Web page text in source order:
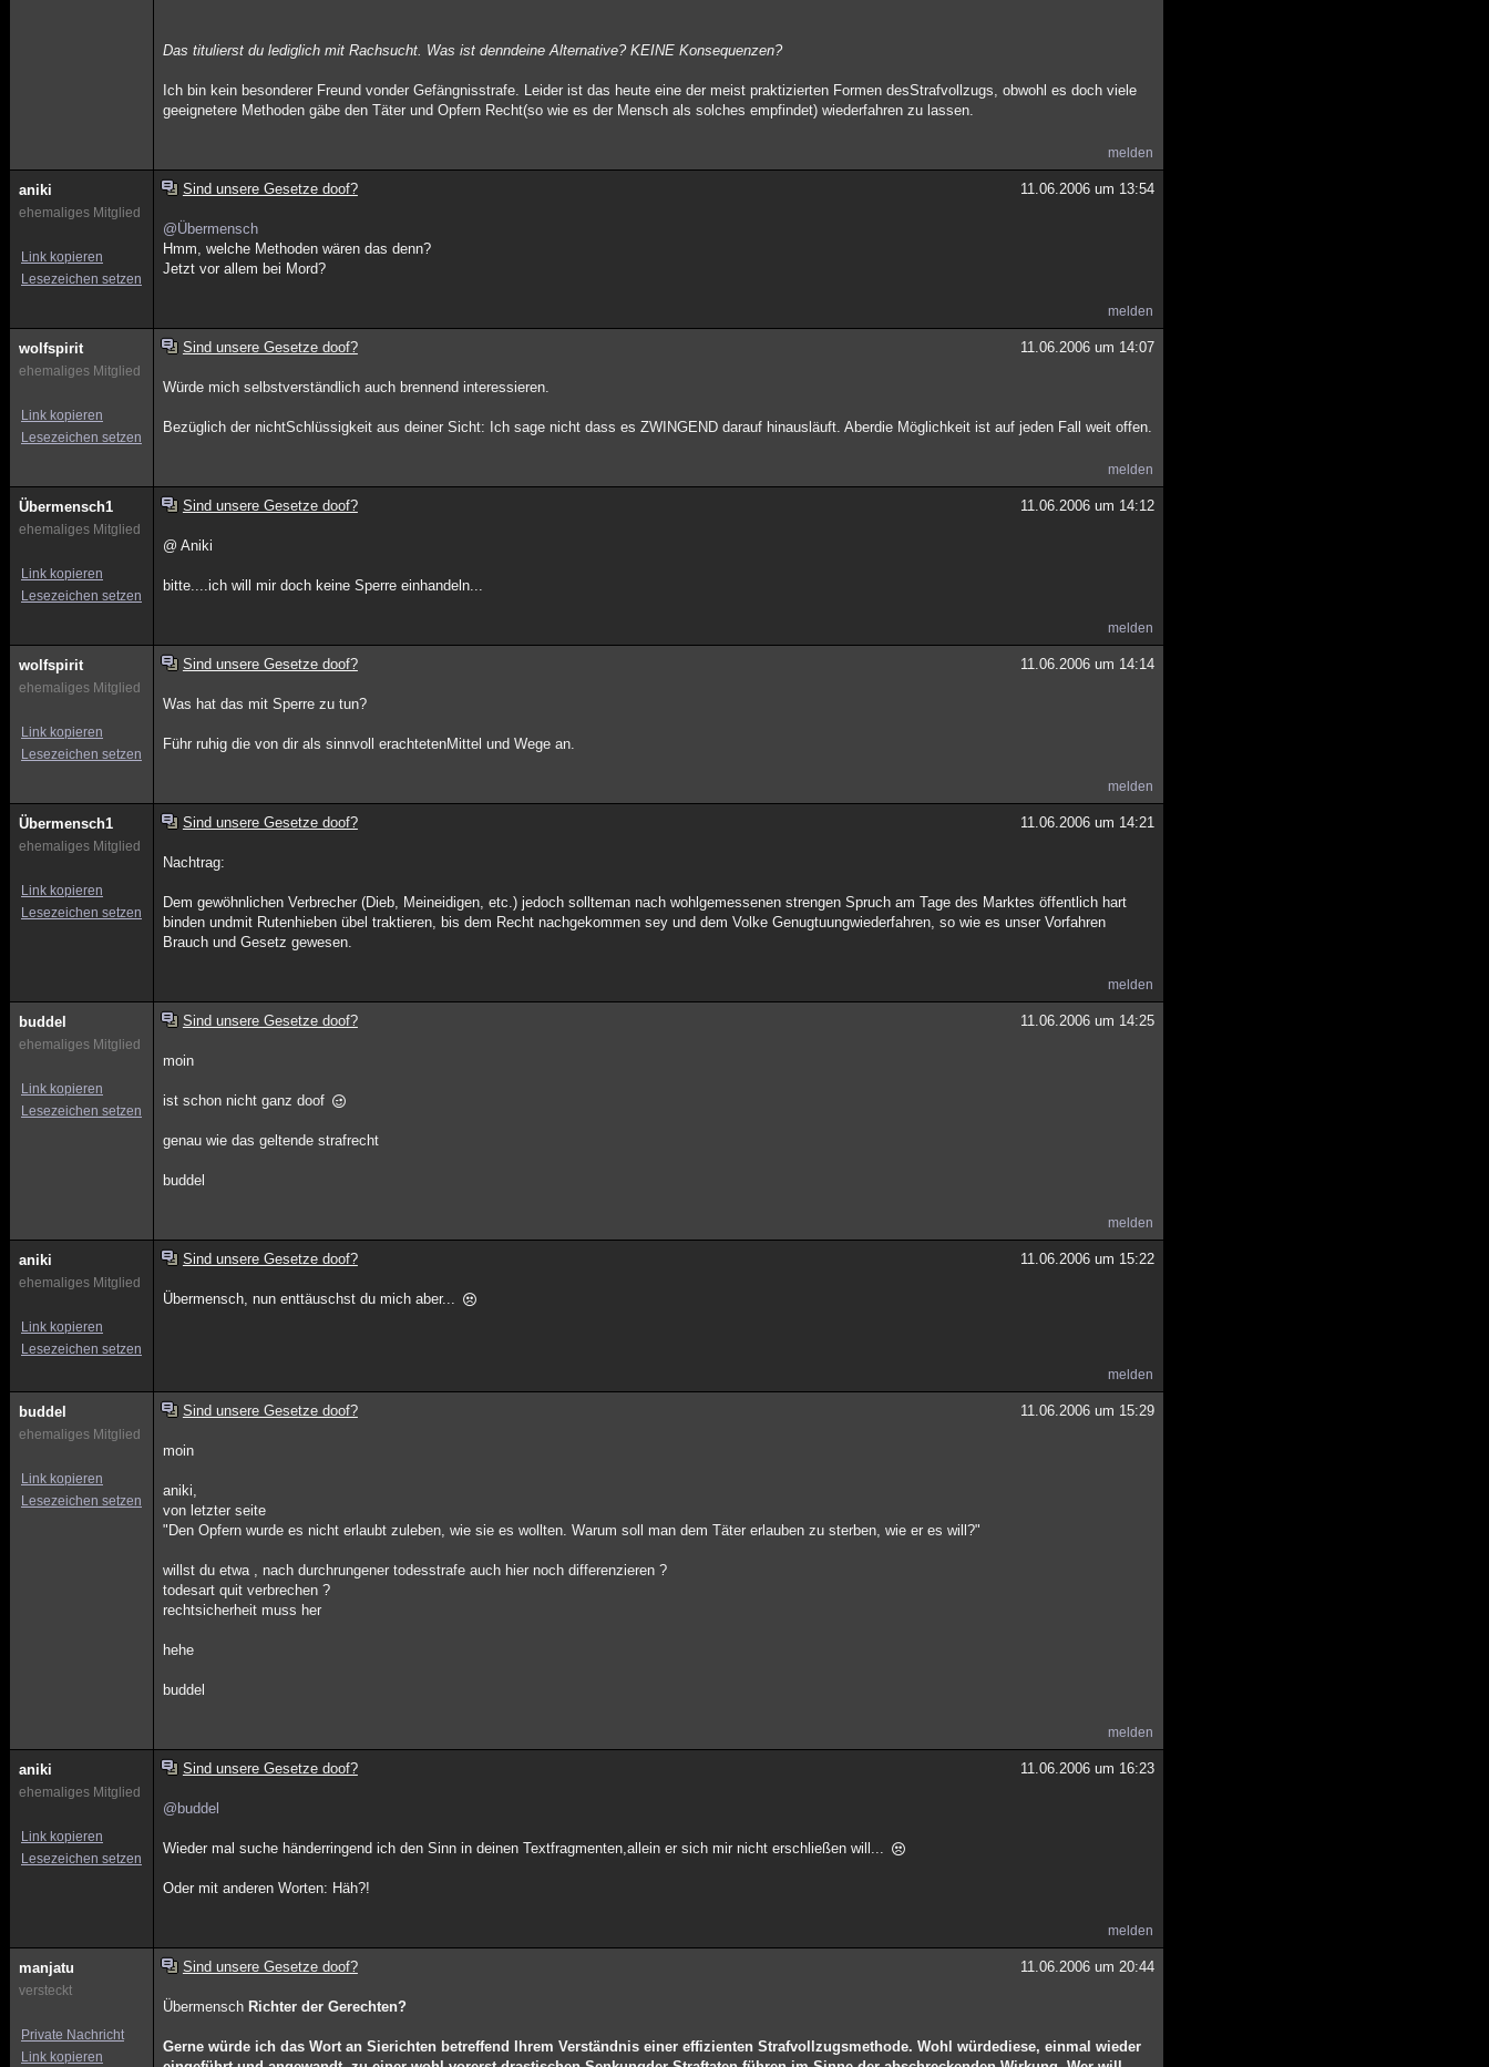
Das titulierst du lediglich mit Rachsucht. Was ist denndeine Alternative? KEINE Konsequenzen?
Ich bin kein besonderer Freund vonder Gefängnisstrafe. Leider ist das heute eine der meist praktizierten Formen desStrafvollzugs, obwohl es doch viele
geeignetere Methoden gäbe den Täter und Opfern Recht(so wie es der Mensch als solches empfindet) wiederfahren zu lassen.
melden
aniki
ehemaliges Mitglied
Link kopieren
Lesezeichen setzen
Sind unsere Gesetze doof? 11.06.2006 um 13:54
@Übermensch
Hmm, welche Methoden wären das denn?
Jetzt vor allem bei Mord?
melden
wolfspirit
ehemaliges Mitglied
Link kopieren
Lesezeichen setzen
Sind unsere Gesetze doof? 11.06.2006 um 14:07
Würde mich selbstverständlich auch brennend interessieren.
Bezüglich der nichtSchlüssigkeit aus deiner Sicht: Ich sage nicht dass es ZWINGEND darauf hinausläuft. Aberdie Möglichkeit ist auf jeden Fall weit offen.
melden
Übermensch1
ehemaliges Mitglied
Link kopieren
Lesezeichen setzen
Sind unsere Gesetze doof? 11.06.2006 um 14:12
@ Aniki
bitte....ich will mir doch keine Sperre einhandeln...
melden
wolfspirit
ehemaliges Mitglied
Link kopieren
Lesezeichen setzen
Sind unsere Gesetze doof? 11.06.2006 um 14:14
Was hat das mit Sperre zu tun?
Führ ruhig die von dir als sinnvoll erachtetenMittel und Wege an.
melden
Übermensch1
ehemaliges Mitglied
Link kopieren
Lesezeichen setzen
Sind unsere Gesetze doof? 11.06.2006 um 14:21
Nachtrag:
Dem gewöhnlichen Verbrecher (Dieb, Meineidigen, etc.) jedoch sollteman nach wohlgemessenen strengen Spruch am Tage des Marktes öffentlich hart
binden undmit Rutenhieben übel traktieren, bis dem Recht nachgekommen sey und dem Volke Genugtuungwiederfahren, so wie es unser Vorfahren
Brauch und Gesetz gewesen.
melden
buddel
ehemaliges Mitglied
Link kopieren
Lesezeichen setzen
Sind unsere Gesetze doof? 11.06.2006 um 14:25
moin
ist schon nicht ganz doof
genau wie das geltende strafrecht
buddel
melden
aniki
ehemaliges Mitglied
Link kopieren
Lesezeichen setzen
Sind unsere Gesetze doof? 11.06.2006 um 15:22
Übermensch, nun enttäuschst du mich aber...
melden
buddel
ehemaliges Mitglied
Link kopieren
Lesezeichen setzen
Sind unsere Gesetze doof? 11.06.2006 um 15:29
moin
aniki,
von letzter seite
"Den Opfern wurde es nicht erlaubt zuleben, wie sie es wollten. Warum soll man dem Täter erlauben zu sterben, wie er es will?"
willst du etwa , nach durchrungener todesstrafe auch hier noch differenzieren ?
todesart quit verbrechen ?
rechtsicherheit muss her
hehe
buddel
melden
aniki
ehemaliges Mitglied
Link kopieren
Lesezeichen setzen
Sind unsere Gesetze doof? 11.06.2006 um 16:23
@buddel
Wieder mal suche händerringend ich den Sinn in deinen Textfragmenten,allein er sich mir nicht erschließen will...
Oder mit anderen Worten: Häh?!
melden
manjatu
versteckt
Private Nachricht
Link kopieren
Sind unsere Gesetze doof? 11.06.2006 um 20:44
Übermensch Richter der Gerechten?
Gerne würde ich das Wort an Sierichten betreffend Ihrem Verständnis einer effizienten Strafvollzugsmethode. Wohl würdediese, einmal wieder